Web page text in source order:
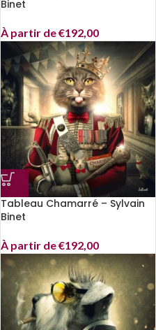
Binet
À partir de€192,00
Tableau Chamarré – Sylvain
Binet
À partir de€192,00